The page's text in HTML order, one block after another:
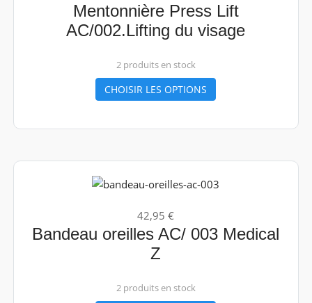
Mentonnière Press Lift
AC/002.Lifting du visage
2 produits en stock
CHOISIR LES OPTIONS
42,95 €
Bandeau oreilles AC/ 003 Medical
Z
2 produits en stock